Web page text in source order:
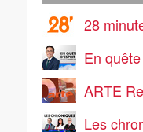
28
En
ARTE
Les